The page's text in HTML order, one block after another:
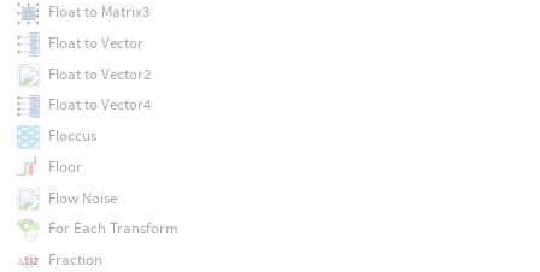
Float to Matrix3
Float to Vector
Float to Vector2
Float to Vector4
Floccus
Floor
Flow Noise
For Each Transform
Fraction